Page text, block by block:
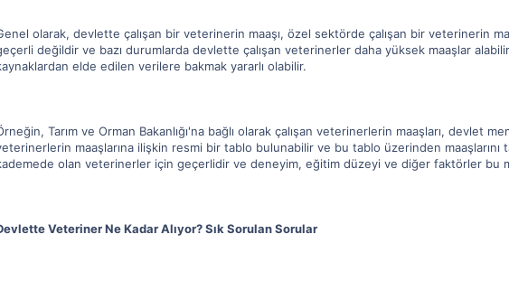
olarak, devlette çalışan bir veterinerin maaşı, özel sektörde çalışan bir veterinerin
değildir ve bazı durumlarda devlette çalışan veterinerler daha yüksek maaşlar
elde edilen verilere bakmak yararlı olabilir.
Tarım ve Orman Bakanlığı'na bağlı olarak çalışan veterinerlerin maaşları, devlet
maaşlarına ilişkin resmi bir tablo bulunabilir ve bu tablo üzerinden
olan veterinerler için geçerlidir ve deneyim, eğitim düzeyi ve diğer faktörler bu
Veteriner Ne Kadar Alıyor? Sık Sorulan Sorular